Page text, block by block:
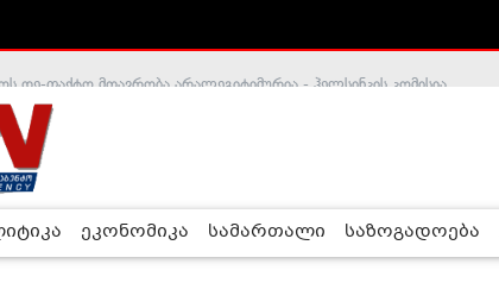
ეკონომიკა სამართალი საზოგადოება